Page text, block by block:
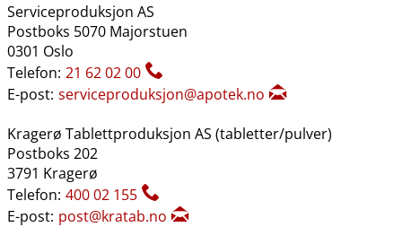
Serviceproduksjon AS
Postboks 5070 Majorstuen
0301 Oslo
Telefon: 21 62 02 00
E-post: serviceproduksjon@apotek.no
Kragerø Tablettproduksjon AS (tabletter​/​pulver)
Postboks 202
3791 Kragerø
Telefon: 400 02 155
E-post: post@kratab.no